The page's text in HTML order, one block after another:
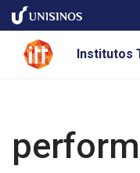
Institutos